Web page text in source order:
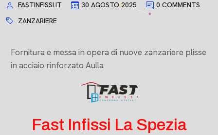
FASTINFISSI.IT 30 AGOSTO 2025
0 COMMENTS
ZANZARIERE
Fornitura e messa in opera di nuove zanzariere plisse
in acciaio rinforzato Aulla
Fast Infissi La Spezia